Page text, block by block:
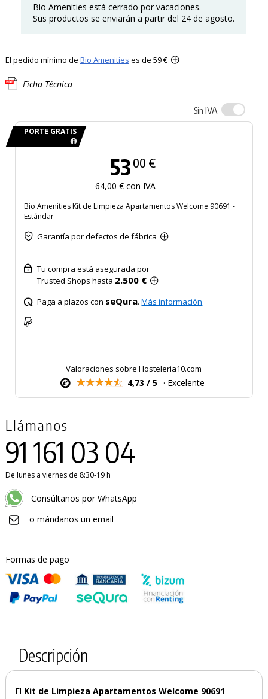
Bio Amenities está cerrado por vacaciones.
Sus productos se enviarán a partir del 24 de agosto.
El pedido mínimo de Bio Amenities es de 59 €
Ficha Técnica
Sin IVA
PORTE GRATIS
53 00 €
64,00 € con IVA
Bio Amenities Kit de Limpieza Apartamentos Welcome 90691 -
Estándar
Garantía por defectos de fábrica
Tu compra está asegurada por
Trusted Shops hasta 2.500 €
Paga a plazos con seQura.Más información
Valoraciones sobre Hosteleria10.com
4,73 / 5 · Excelente
Llámanos
91 161 03 04
De lunes a viernes de 8:30-19 h
Consúltanos por WhatsApp
o mándanos un email
Formas de pago
Descripción
El Kit de Limpieza Apartamentos Welcome 90691